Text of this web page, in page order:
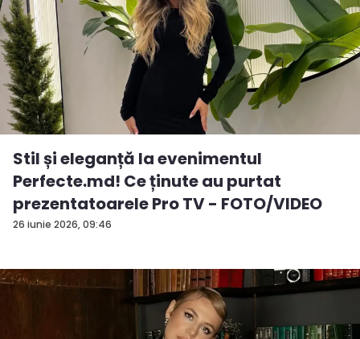
26 iunie 2026, 09:46
Stil și eleganță la evenimentul
Perfecte.md! Ce ținute au purtat
prezentatoarele Pro TV - FOTO/VIDEO